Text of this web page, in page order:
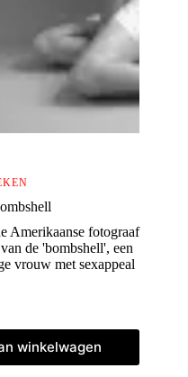
Amerikaanse fotograaf
de 'bombshell', een
vrouw met sexappeal
winkelwagen